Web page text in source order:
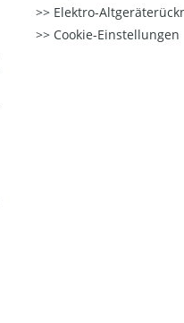
Elektro-
Cookie-Einstellungen